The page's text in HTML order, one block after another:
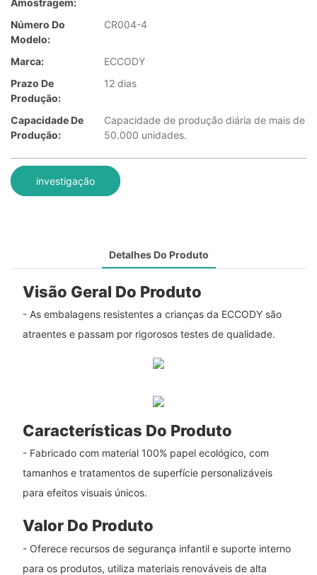
Amostragem:
Número Do
Modelo:
CR004-4
Marca:
ECCODY
Prazo De
Produção:
12 dias
Capacidade De
Produção:
Capacidade de produção diária de mais de
50.000 unidades.
investigação
Detalhes Do Produto
Visão Geral Do Produto
- As embalagens resistentes a crianças da ECCODY são
atraentes e passam por rigorosos testes de qualidade.
Características Do Produto
- Fabricado com material 100% papel ecológico, com
tamanhos e tratamentos de superfície personalizáveis ​​
para efeitos visuais únicos.
Valor Do Produto
- Oferece recursos de segurança infantil e suporte interno
para os produtos, utiliza materiais renováveis ​​de alta